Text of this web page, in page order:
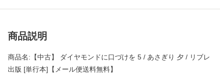
商品説明
商品名:【中古】 ダイヤモンドに口づけを 5 / あさぎり 夕 / リブレ
出版 [単行本]【メール便送料無料】